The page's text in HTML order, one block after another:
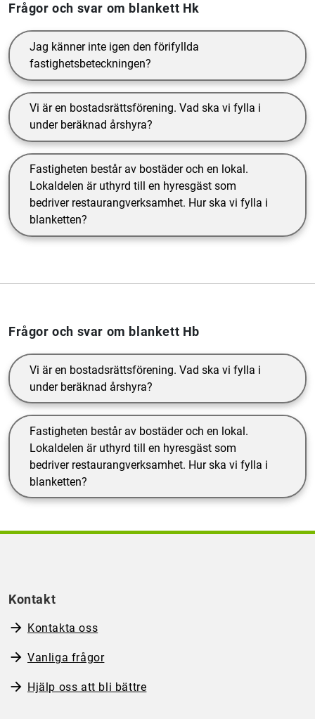
Frågor och svar om blankett Hk
Jag känner inte igen den förifyllda
fastighetsbeteckningen?
Vi är en bostadsrättsförening. Vad ska vi fylla i
under beräknad årshyra?
Fastigheten består av bostäder och en lokal.
Lokaldelen är uthyrd till en hyresgäst som
bedriver restaurangverksamhet. Hur ska vi fylla i
blanketten?
Frågor och svar om blankett Hb
Vi är en bostadsrättsförening. Vad ska vi fylla i
under beräknad årshyra?
Fastigheten består av bostäder och en lokal.
Lokaldelen är uthyrd till en hyresgäst som
bedriver restaurangverksamhet. Hur ska vi fylla i
blanketten?
Kontakt
Kontakta oss
Vanliga frågor
Hjälp oss att bli bättre